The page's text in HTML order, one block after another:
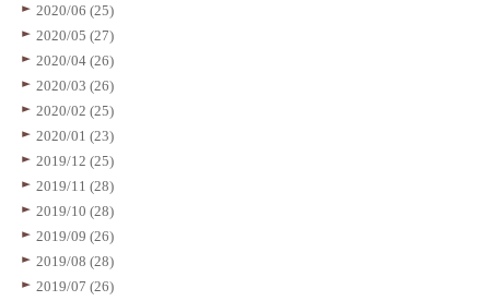
2020/06 (25)
2020/05 (27)
2020/04 (26)
2020/03 (26)
2020/02 (25)
2020/01 (23)
2019/12 (25)
2019/11 (28)
2019/10 (28)
2019/09 (26)
2019/08 (28)
2019/07 (26)